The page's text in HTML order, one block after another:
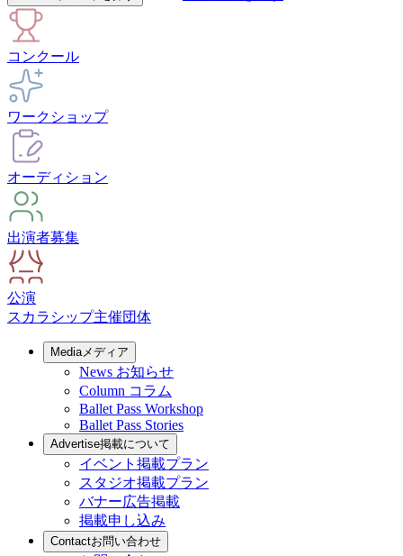
コンクール
ワークショップ
オーディション
出演者募集
公演
スカラシップ主催団体
Mediaメディア
News お知らせ
Column コラム
Ballet Pass Workshop
Ballet Pass Stories
Advertise掲載について
イベント掲載プラン
スタジオ掲載プラン
バナー広告掲載
掲載申し込み
Contactお問い合わせ